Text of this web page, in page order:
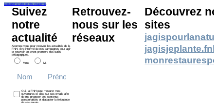
Consulter le site de Yes Akademia
Suivez
notre
actualité
Abonnez-vous pour recevoir les actualités de la
FNH, être informé de nos campagnes pour agir
et recevoir en avant-première nos outils
pédagogiques.
Mme M.
Oui, la FNH peut mesurer mes
ouvertures et clics sur ses emails afin
de me proposer des contenus
personnalisés et d’adapter la fréquence
Retrouvez-
nous sur les
réseaux
Découvrez
sites